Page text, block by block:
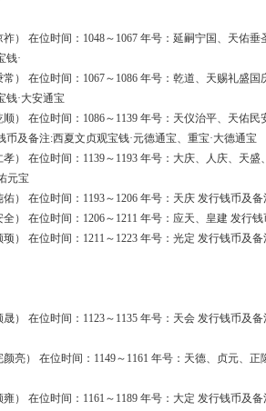
在位时间：1048～1067 年号：延嗣宁国、天佑垂
钱·
在位时间：1067～1086 年号：乾道、天赐礼盛国
钱·大安通宝
在位时间：1086～1139 年号：天仪治平、天佑民
币及备注:西夏文贞观宝钱·元德通宝、重宝·大德通宝
在位时间：1139～1193 年号：大庆、人庆、天盛
元宝
在位时间：1193～1206 年号：天庆 发行钱币及备
在位时间：1206～1211 年号：应天、皇建 发行钱
在位时间：1211～1223 年号：光定 发行钱币及备
在位时间：1123～1135 年号：天会 发行钱币及备
） 在位时间：1149～1161 年号：天德、贞元、正
在位时间：1161～1189 年号：大定 发行钱币及备